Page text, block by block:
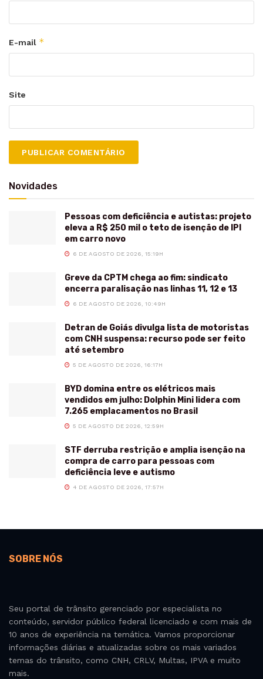
E-mail *
Site
Novidades
Pessoas com deficiência e autistas: projeto
eleva a R$ 250 mil o teto de isenção de IPI
em carro novo
6 DE AGOSTO DE 2026, 15:19H
Greve da CPTM chega ao fim: sindicato
encerra paralisação nas linhas 11, 12 e 13
6 DE AGOSTO DE 2026, 10:49H
Detran de Goiás divulga lista de motoristas
com CNH suspensa: recurso pode ser feito
até setembro
5 DE AGOSTO DE 2026, 16:17H
BYD domina entre os elétricos mais
vendidos em julho: Dolphin Mini lidera com
7.265 emplacamentos no Brasil
5 DE AGOSTO DE 2026, 12:59H
STF derruba restrição e amplia isenção na
compra de carro para pessoas com
deficiência leve e autismo
4 DE AGOSTO DE 2026, 17:57H
SOBRE NÓS
Seu portal de trânsito gerenciado por especialista no
conteúdo, servidor público federal licenciado e com mais de
10 anos de experiência na temática. Vamos proporcionar
informações diárias e atualizadas sobre os mais variados
temas do trânsito, como CNH, CRLV, Multas, IPVA e muito
mais.